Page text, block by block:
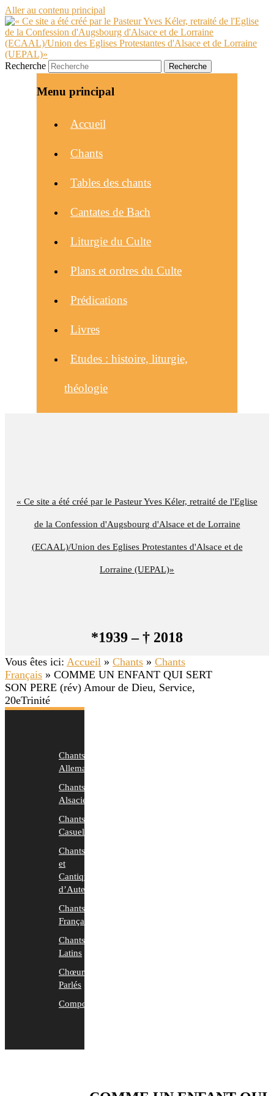
Aller au contenu principal
« Ce site a été créé par le Pasteur Yves Kéler, retraité de l'Eglise
de la Confession d'Augsbourg d'Alsace et de Lorraine
(ECAAL)/Union des Eglises Protestantes d'Alsace et de
Lorraine (UEPAL)»
*1939 – † 2018
Recherche
Menu principal
Accueil
Chants
Tables des chants
Cantates de Bach
Liturgie du Culte
Plans et ordres du Culte
Prédications
Livres
Etudes : histoire, liturgie,
théologie
Vous êtes ici: Accueil » Chants » Chants
Français » COMME UN ENFANT QUI SERT
SON PERE (rév) Amour de Dieu, Service,
20eTrinité
Chants
Allemands
Chants
Alsaciens
Chants
Casuels
Chants
et
Cantiques
d’Auteurs
Chants
Français
Chants
Latins
Chœurs
Parlés
Compositions